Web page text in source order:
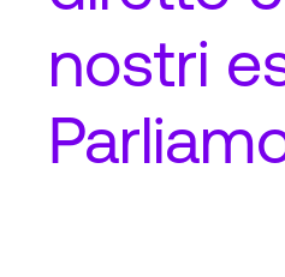
nostri